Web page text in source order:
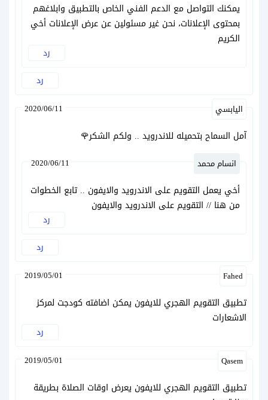
رد
يمكنك التواصل مع الدعم الفني الخاص بالتطبيق وابلاغهم
بمحتوى الإعلانات، نحن غير مسئولين عن عرض الإعلانات أخي
الكريم
رد
اليابسي 2020/06/11
آمل السماح بتحميله للاندرويد .. ولكم الشكر🌹
رد
انسام محمد 2020/06/11
أخي يعمل التقويم على الاندرويد والايفون .. تابع الخطوات
من هنا // التقويم على الاندرويد والايفون
رد
Fahed
2019/05/01
تطبيق التقويم الهجري للايفون يمكن اضافته كودجت لمركز
الاشعارات
رد
Qasem
2019/05/01
تطبيق التقويم الهجري للايفون يعرض اوقات الصلاة بطريقة